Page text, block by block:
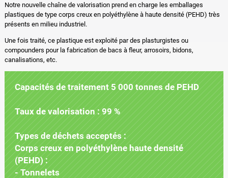
Notre nouvelle chaîne de valorisation prend en charge les emballages
plastiques de type corps creux en polyéthylène à haute densité (PEHD) très
présents en milieu industriel.
Une fois traité, ce plastique est exploité par des plasturgistes ou
compounders pour la fabrication de bacs à fleur, arrosoirs, bidons,
canalisations, etc.
Capacités de traitement 5 000 tonnes de PEHD
Taux de valorisation : 99 %
Types de déchets acceptés :
Corps creux en polyéthylène haute densité
(PEHD) :
- Tonnelets